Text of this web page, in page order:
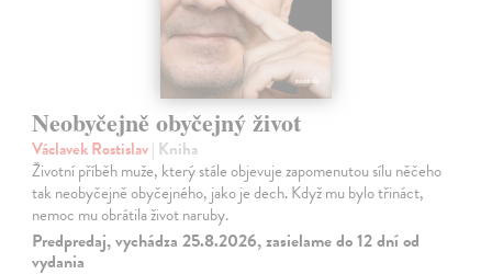
Neobyčejně obyčejný život
Václavek Rostislav| Kniha
Životní příběh muže, který stále objevuje zapomenutou sílu něčeho
tak neobyčejně obyčejného, jako je dech. Když mu bylo třináct,
nemoc mu obrátila život naruby.
Predpredaj, vychádza 25.8.2026, zasielame do 12 dní od
vydania